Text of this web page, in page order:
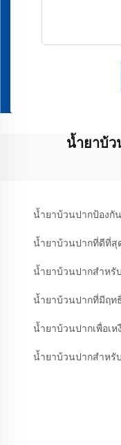
น้ำยาบ้
น้ำยาบ้วนปากป้องกั
น้ำยาบ้วนปากที่ดีที่สุ
น้ำยาบ้วนปากสำหรั
น้ำยาบ้วนปากที่มีฤท
น้ำยาบ้วนปากเพื่อเห
น้ำยาบ้วนปากสำหรั